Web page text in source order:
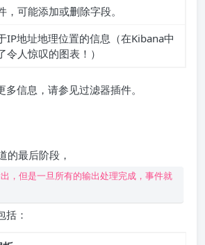
，可能添加或删除字段。
IP地址地理位置的信息（在Kibana中
令人惊叹的图表！）
信息，请参见过滤器插件。
的最后阶段，
，但是一旦所有的输出处理完成，事件就
括：